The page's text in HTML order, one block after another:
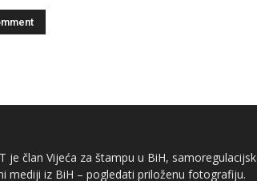
je član Vijeća za štampu u BiH,
mediji iz BiH – pogledati priloženu fotografiju.